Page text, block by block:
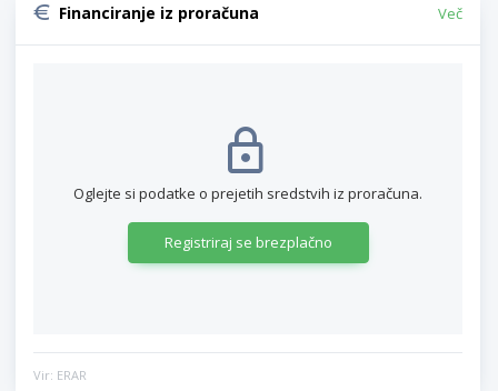
Financiranje iz proračuna Več
Oglejte si podatke o prejetih sredstvih iz proračuna.
Registriraj se brezplačno
Vir: ERAR